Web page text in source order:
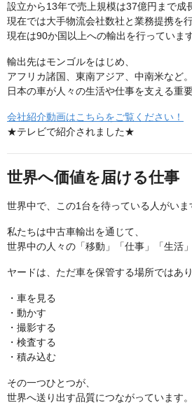
設立から13年で売上規模は37億円まで成
現在では大手物流会社数社と業務提携を行
現在は90か国以上への輸出を行っています
輸出先はモンゴルをはじめ、
アフリカ諸国、東南アジア、中南米など。
日本の車が人々の生活や仕事を支える重
会社紹介動画はこちらをご覧ください！
★テレビで紹介されました★
世界へ価値を届ける仕事
世界中で、この1台を待っている人がいま
私たちは中古車輸出を通じて、
世界中の人々の「移動」「仕事」「生活
ヤードは、ただ車を保管する場所ではあり
・車を見る
・動かす
・撮影する
・検査する
・積み込む
その一つひとつが、
世界へ送り出す品質につながっています。